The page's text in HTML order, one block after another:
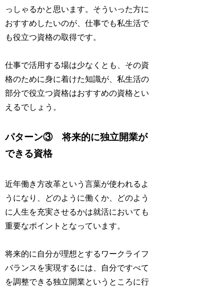
っしゃるかと思います。そういった方に
おすすめしたいのが、仕事でも私生活で
も役立つ資格の取得です。
仕事で活用する場は少なくとも、その資
格のために身に着けた知識が、私生活の
部分で役立つ資格はおすすめの資格とい
えるでしょう。
パターン③ 将来的に独立開業が
できる資格
近年働き方改革という言葉が使われるよ
うになり、どのように働くか、どのよう
に人生を充実させるかは就活においても
重要なポイントとなっています。
将来的に自分が理想とするワークライフ
バランスを実現するには、自分ですべて
を調整できる独立開業というところに行